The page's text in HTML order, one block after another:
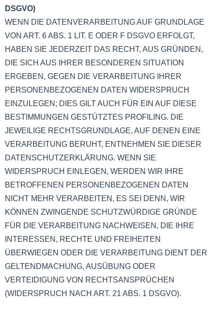
DSGVO)
WENN DIE DATENVERARBEITUNG AUF GRUNDLAGE
VON ART. 6 ABS. 1 LIT. E ODER F DSGVO ERFOLGT,
HABEN SIE JEDERZEIT DAS RECHT, AUS GRÜNDEN,
DIE SICH AUS IHRER BESONDEREN SITUATION
ERGEBEN, GEGEN DIE VERARBEITUNG IHRER
PERSONENBEZOGENEN DATEN WIDERSPRUCH
EINZULEGEN; DIES GILT AUCH FÜR EIN AUF DIESE
BESTIMMUNGEN GESTÜTZTES PROFILING. DIE
JEWEILIGE RECHTSGRUNDLAGE, AUF DENEN EINE
VERARBEITUNG BERUHT, ENTNEHMEN SIE DIESER
DATENSCHUTZERKLÄRUNG. WENN SIE
WIDERSPRUCH EINLEGEN, WERDEN WIR IHRE
BETROFFENEN PERSONENBEZOGENEN DATEN
NICHT MEHR VERARBEITEN, ES SEI DENN, WIR
KÖNNEN ZWINGENDE SCHUTZWÜRDIGE GRÜNDE
FÜR DIE VERARBEITUNG NACHWEISEN, DIE IHRE
INTERESSEN, RECHTE UND FREIHEITEN
ÜBERWIEGEN ODER DIE VERARBEITUNG DIENT DER
GELTENDMACHUNG, AUSÜBUNG ODER
VERTEIDIGUNG VON RECHTSANSPRÜCHEN
(WIDERSPRUCH NACH ART. 21 ABS. 1 DSGVO).